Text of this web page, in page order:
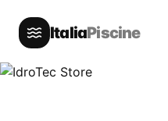
ItaliaPiscine